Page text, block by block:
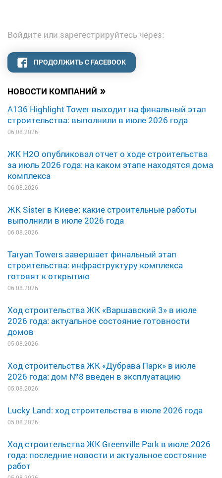
НОВОСТИ КОМПАНИЙ »
A136 Highlight Tower выходит на финальный этап
строительства: выполнили в июле 2026 года
06.08.2026
ЖК H2O опубликовал отчет о ходе строительства
за июль 2026 года: на каком этапе находятся дома
комплекса
06.08.2026
ЖК Sister в Киеве: какие строительные работы
выполнили в июле 2026 года
06.08.2026
Taryan Towers завершает финальный этап
строительства: инфраструктуру комплекса
готовят к открытию
06.08.2026
Ход строительства ЖК «Варшавский 3» в июле
2026 года: актуальное состояние готовности
домов
05.08.2026
Ход строительства ЖК «Дубрава Парк» в июле
2026 года: дом №8 введен в эксплуатацию
05.08.2026
Lucky Land: ход строительства в июле 2026 года
05.08.2026
Ход строительства ЖК Greenville Park в июле 2026
года: последние новости и актуальное состояние
работ
Войдите или зарегестрируйтесь через:
ПРОДОЛЖИТЬ С FACEBOOK